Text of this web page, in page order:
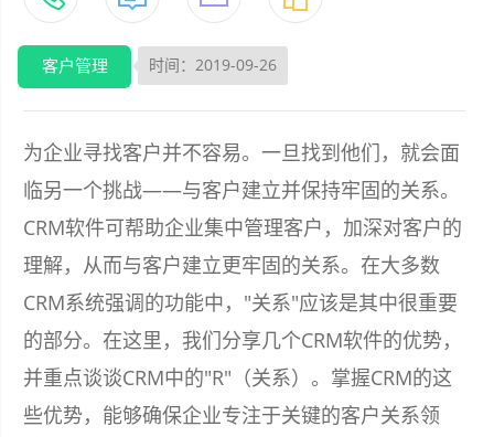
客户管理 时间：2019-09-26
为企业寻找客户并不容易。一旦找到他们，就会面
临另一个挑战——与客户建立并保持牢固的关系。
CRM软件可帮助企业集中管理客户，加深对客户的
理解，从而与客户建立更牢固的关系。在大多数
CRM系统强调的功能中，"关系"应该是其中很重要
的部分。在这里，我们分享几个CRM软件的优势，
并重点谈谈CRM中的"R"（关系）。掌握CRM的这
些优势，能够确保企业专注于关键的客户关系领